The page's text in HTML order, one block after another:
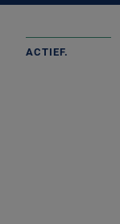
ACTIEF.